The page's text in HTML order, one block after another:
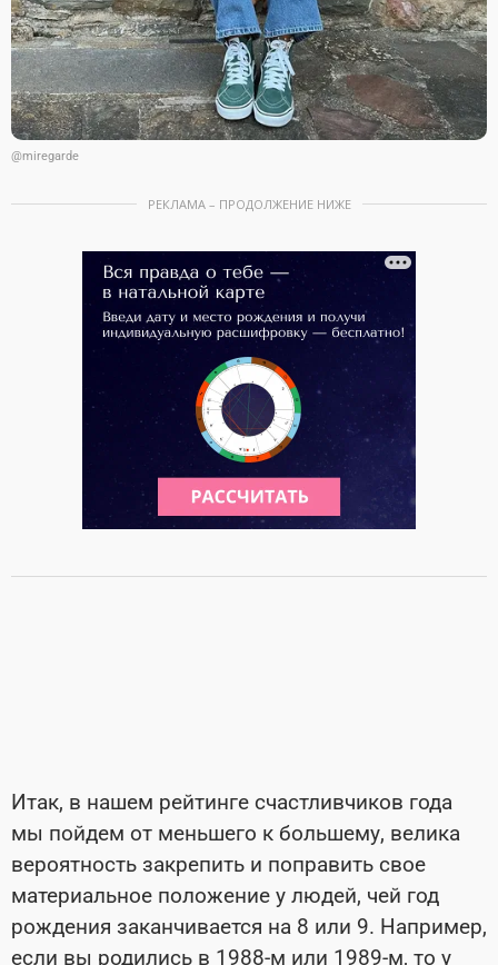
@miregarde
РЕКЛАМА – ПРОДОЛЖЕНИЕ НИЖЕ
Итак, в нашем рейтинге счастливчиков года
мы пойдем от меньшего к большему, велика
вероятность закрепить и поправить свое
материальное положение у людей, чей год
рождения заканчивается на 8 или 9. Например,
если вы родились в 1988-м или 1989-м, то у